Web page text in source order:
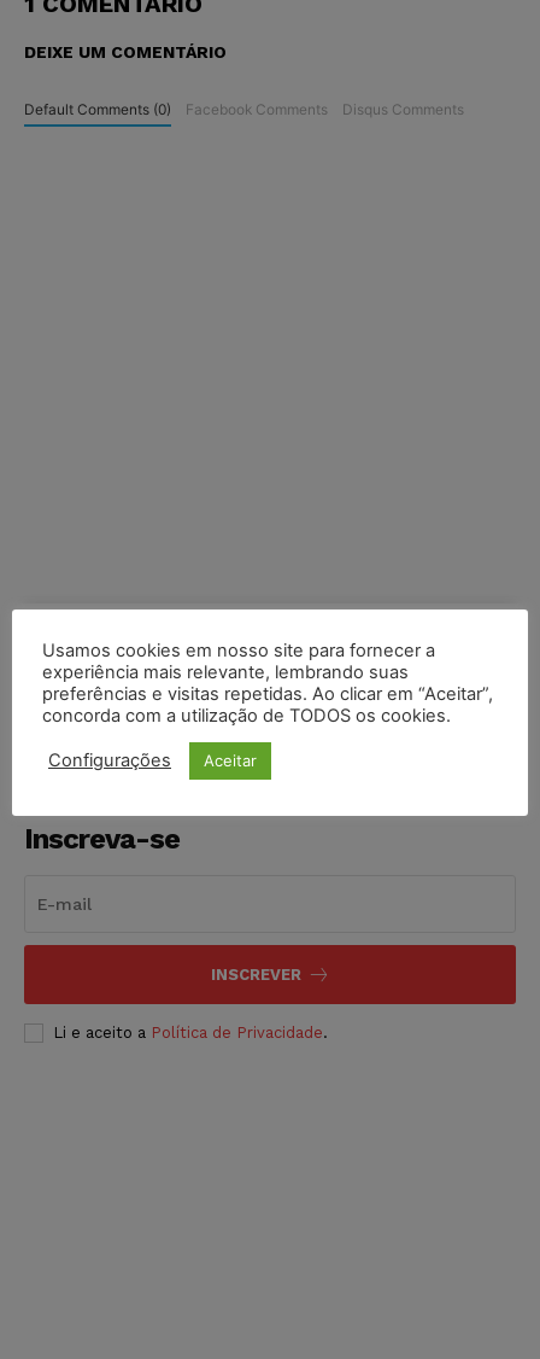
DEIXE UM COMENTÁRIO
Default Comments (0) Facebook Comments Disqus Comments
COMPARTILHE
Inscreva-se
INSCREVER
Li e aceito a Política de Privacidade.
Usamos cookies em nosso site para fornecer a
experiência mais relevante, lembrando suas
preferências e visitas repetidas. Ao clicar em “Aceitar”,
concorda com a utilização de TODOS os cookies.
Configurações Aceitar